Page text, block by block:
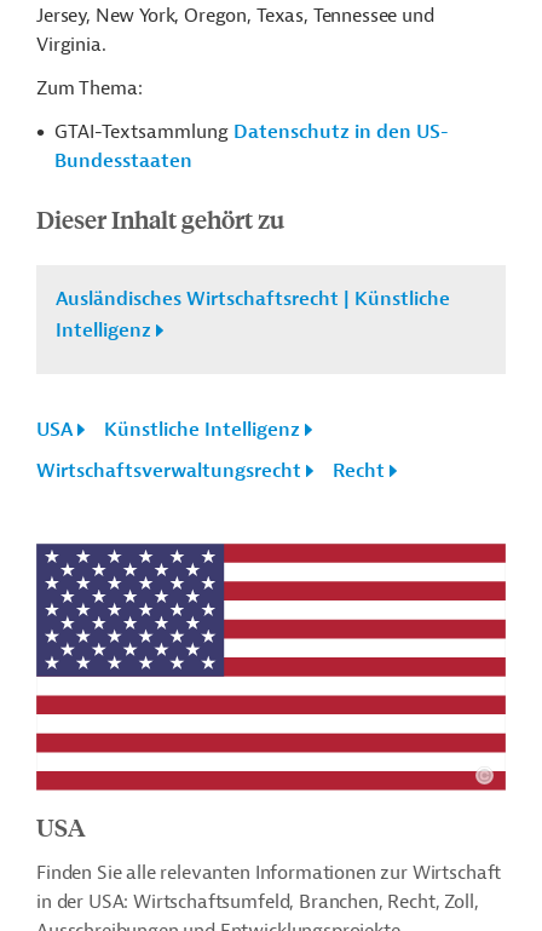
Jersey, New York, Oregon, Texas, Tennessee und
Virginia.
Zum Thema:
GTAI-Textsammlung Datenschutz in den US-
Bundesstaaten
Dieser Inhalt gehört zu
Ausländisches Wirtschaftsrecht | Künstliche
Intelligenz
USA
Künstliche Intelligenz
Wirtschaftsverwaltungsrecht
Recht
USA
Finden Sie alle relevanten Informationen zur Wirtschaft
in der USA: Wirtschaftsumfeld, Branchen, Recht, Zoll,